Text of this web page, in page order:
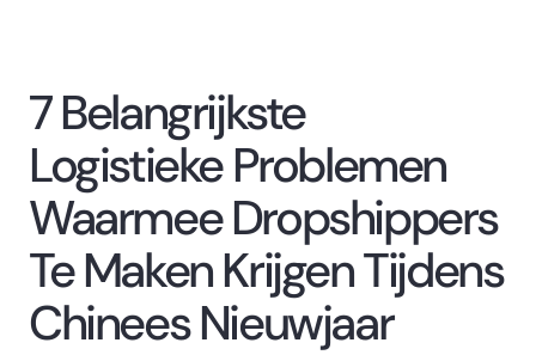
7 Belangrijkste
Logistieke Problemen
Waarmee Dropshippers
Te Maken Krijgen Tijdens
Chinees Nieuwjaar